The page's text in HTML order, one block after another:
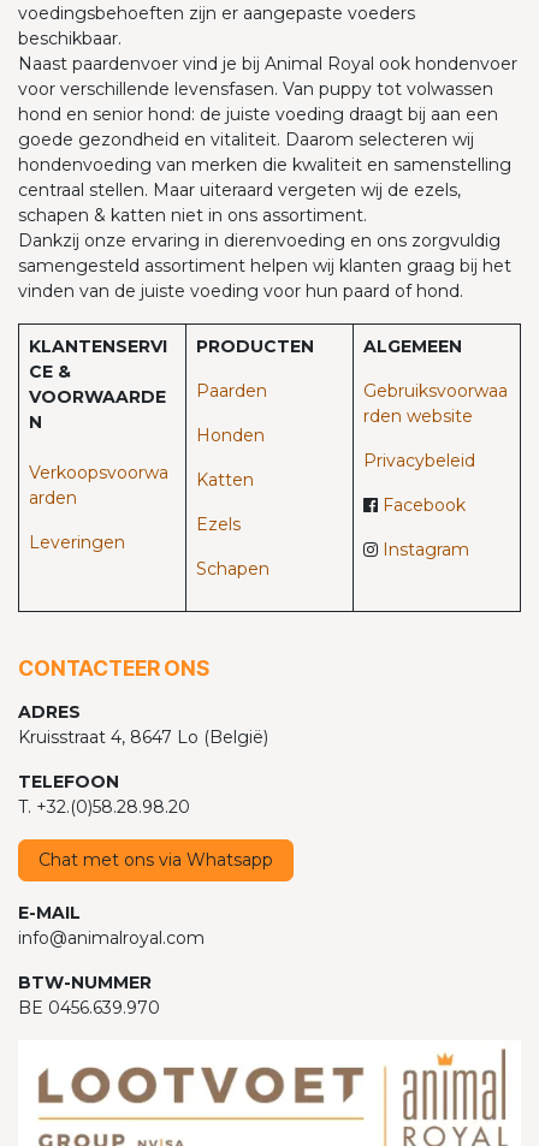
voedingsbehoeften zijn er aangepaste voeders
beschikbaar.
Naast paardenvoer vind je bij Animal Royal ook hondenvoer
voor verschillende levensfasen. Van puppy tot volwassen
hond en senior hond: de juiste voeding draagt bij aan een
goede gezondheid en vitaliteit. Daarom selecteren wij
hondenvoeding van merken die kwaliteit en samenstelling
centraal stellen. Maar uiteraard vergeten wij de ezels,
schapen & katten niet in ons assortiment.
Dankzij onze ervaring in dierenvoeding en ons zorgvuldig
samengesteld assortiment helpen wij klanten graag bij het
vinden van de juiste voeding voor hun paard of hond.
KLANTENSERVI
CE &
VOORWAARDE
N
Verkoopsvoorwa
arden
Leveringen
PRODUCTEN
Paarden​
Honden
Katten
Ezels
Schapen
ALGEMEEN
Gebruiksvoorwaa
rden website
Privacybeleid
Facebook
Instagram
CONTACTEER ONS
ADRES
Kruisstraat 4, 8647 Lo (België)
TELEFOON
T. +32.(0)58.28.98.20
Chat met ons via Whatsapp
E-MAIL
info@animalroyal.com
BTW-NUMMER
BE 0456.639.970